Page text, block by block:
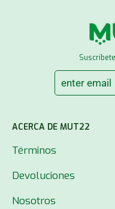
ACERCA DE MUT22
Términos
Devoluciones
Nosotros